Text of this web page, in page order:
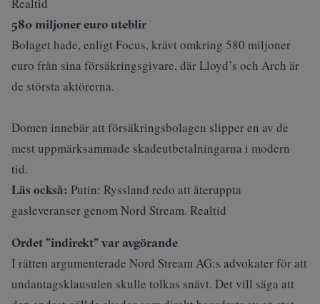
580 miljoner euro uteblir
Bolaget hade, enligt Focus, krävt omkring 580 miljoner
euro från sina försäkringsgivare, där Lloyd’s och Arch är
de största aktörerna.
Domen innebär att försäkringsbolagen slipper en av de
mest uppmärksammade skadeutbetalningarna i modern
tid.
Läs också: Putin: Ryssland redo att återuppta
gasleveranser genom Nord Stream. Realtid
Ordet ”indirekt” var avgörande
I rätten argumenterade Nord Stream AG:s advokater för att
undantagsklausulen skulle tolkas snävt. Det vill säga att